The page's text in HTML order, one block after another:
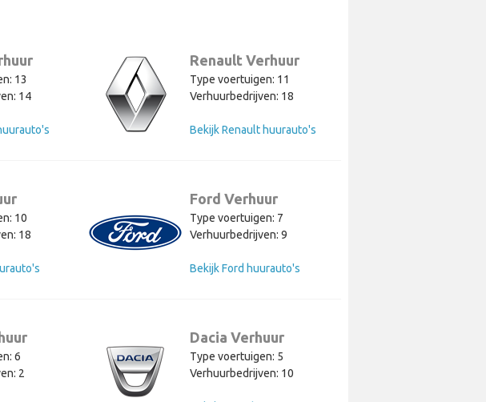
13
14
Renault Verhuur
Type voertuigen: 11
Verhuurbedrijven: 18
Bekijk Renault huurauto's
10
18
Ford Verhuur
Type voertuigen: 7
Verhuurbedrijven: 9
Bekijk Ford huurauto's
6
2
Dacia Verhuur
Type voertuigen: 5
Verhuurbedrijven: 10